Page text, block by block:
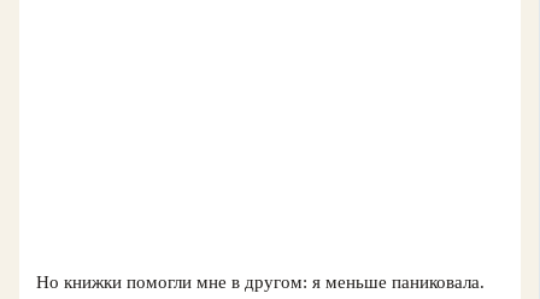
Но книжки помогли мне в другом: я меньше паниковала.